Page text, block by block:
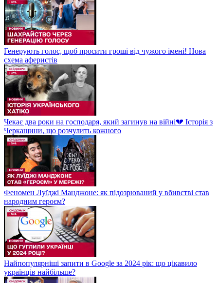
Генерують голос, щоб просити гроші від чужого імені! Нова
схема аферистів
Чекає два роки на господаря, який загинув на війні💔 Історія з
Черкащини, що розчулить кожного
Феномен Луїджі Манджоне: як підозрюваний у вбивстві став
народним героєм?
Найпопулярніші запити в Google за 2024 рік: що цікавило
українців найбільше?